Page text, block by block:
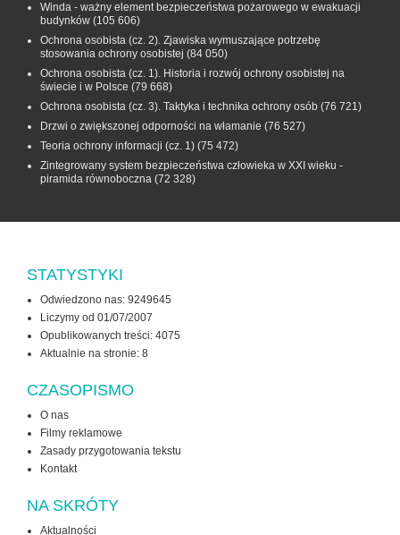
Winda - ważny element bezpieczeństwa pożarowego w ewakuacji
budynków (105 606)
Ochrona osobista (cz. 2). Zjawiska wymuszające potrzebę
stosowania ochrony osobistej (84 050)
Ochrona osobista (cz. 1). Historia i rozwój ochrony osobistej na
świecie i w Polsce (79 668)
Ochrona osobista (cz. 3). Taktyka i technika ochrony osób (76 721)
Drzwi o zwiększonej odporności na włamanie (76 527)
Teoria ochrony informacji (cz. 1) (75 472)
Zintegrowany system bezpieczeństwa człowieka w XXI wieku -
piramida równoboczna (72 328)
STATYSTYKI
Odwiedzono nas: 9249645
Liczymy od 01/07/2007
Opublikowanych treści: 4075
Aktualnie na stronie: 8
CZASOPISMO
O nas
Filmy reklamowe
Zasady przygotowania tekstu
Kontakt
NA SKRÓTY
Aktualności